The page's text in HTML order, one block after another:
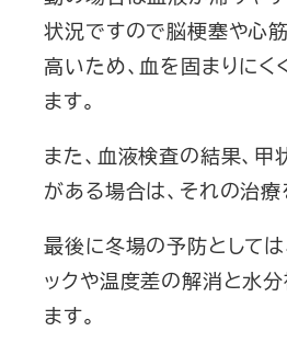
状況ですので脳梗塞や心
高いため、血を固まりにく
ます。
また、血液検査の結果、
がある場合は、それの治療
最後に冬場の予防としては
ックや温度差の解消と水
ます。